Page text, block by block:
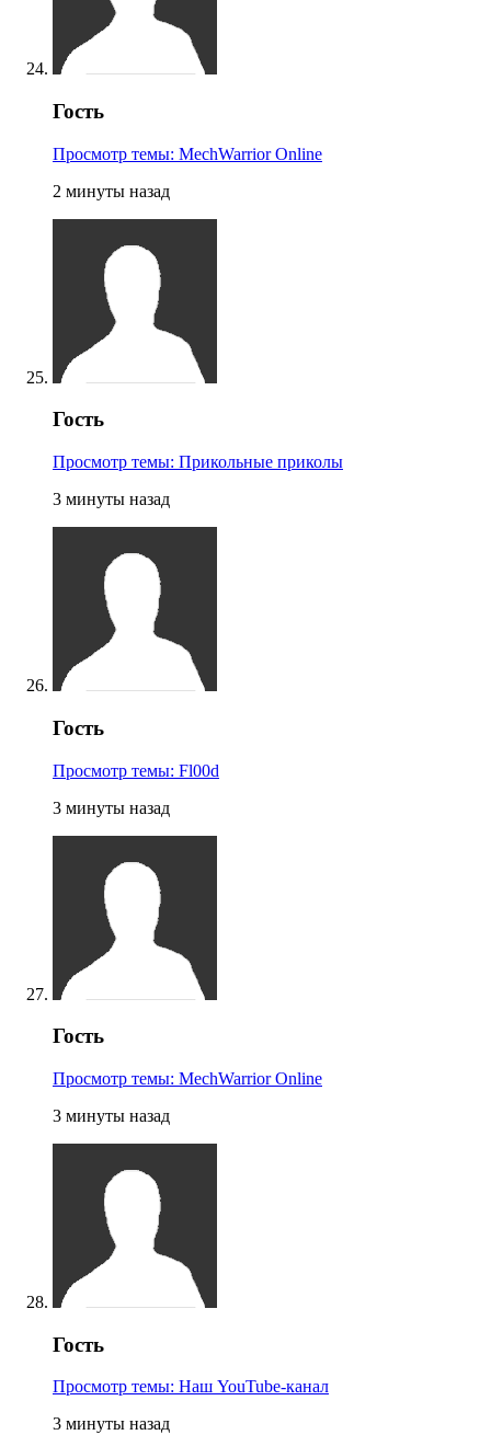
Гость
Просмотр темы: MechWarrior Online
2 минуты назад
Гость
Просмотр темы: Прикольные приколы
3 минуты назад
Гость
Просмотр темы: Fl00d
3 минуты назад
Гость
Просмотр темы: MechWarrior Online
3 минуты назад
Гость
Просмотр темы: Наш YouTube-канал
3 минуты назад